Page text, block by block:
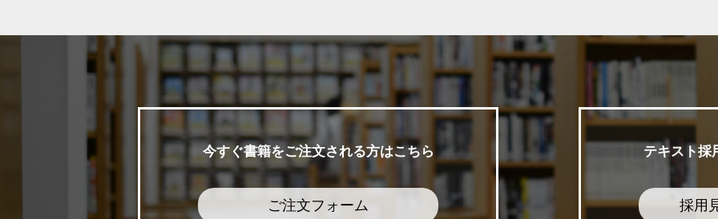
今すぐ書籍をご注文される方はこちら
ご注文フォーム
テキスト採
採用